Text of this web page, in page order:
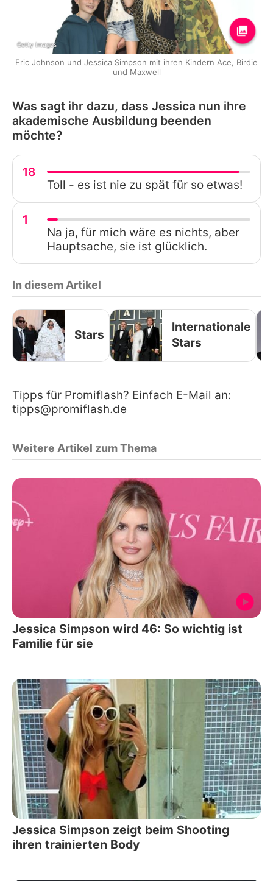
Getty Images
Eric Johnson und Jessica Simpson mit ihren Kindern Ace, Birdie
und Maxwell
Was sagt ihr dazu, dass Jessica nun ihre
akademische Ausbildung beenden
möchte?
18
Toll - es ist nie zu spät für so etwas!
1
Na ja, für mich wäre es nichts, aber
Hauptsache, sie ist glücklich.
In diesem Artikel
Stars
Internationale
Stars
Tipps für Promiflash? Einfach E-Mail an:
tipps@promiflash.de
Weitere Artikel zum Thema
Jessica Simpson wird 46: So wichtig ist
Familie für sie
Jessica Simpson zeigt beim Shooting
ihren trainierten Body